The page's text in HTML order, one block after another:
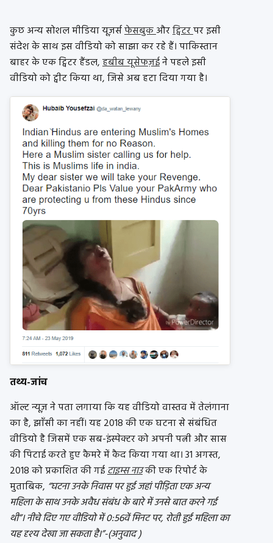
कुछ अन्य सोशल मीडिया यूज़र्सफेसबुकऔरट्विटरपर इसी
संदेश के साथ इस वीडियो को साझा कर रहे हैं। पाकिस्तान
बाहर के एक ट्विटर हैंडल,हबीब यूसेफज़ईने पहले इसी
वीडियो को ट्वीट किया था, जिसे अब हटा दिया गया है।
तथ्य-जांच
ऑल्ट न्यूज़ ने पता लगाया कि यह वीडियो वास्तव में तेलंगाना
का है, झाँसी का नहीं। यह 2018 की एक घटना से संबंधित
वीडियो है जिसमें एक सब-इंस्पेक्टर को अपनी पत्नी और सास
की पिटाई करते हुए कैमरे में कैद किया गया था। 31 अगस्त,
2018 को प्रकाशित की गईटाइम्स नाउकी एक रिपोर्ट के
मुताबिक, “घटना उनके निवास पर हुई जहां पीड़िता एक अन्य
महिला के साथ उनके अवैध संबंध के बारे में उनसे बात करने गई
थी”। नीचे दिए गए वीडियो में 0:56वें मिनट पर, रोती हुई महिला का
यह दृश्य देखा जा सकता है।”-(अनुवाद )